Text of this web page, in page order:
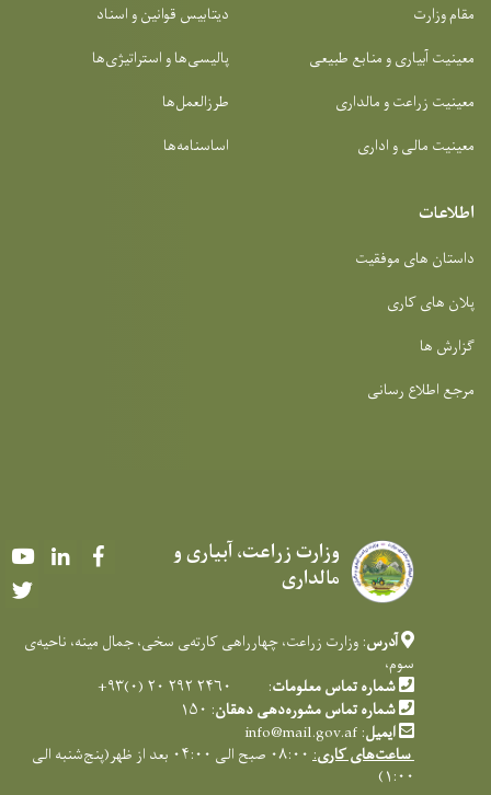
مقام وزارت
معینیت آبیاری و منابع طبیعی
معینیت زراعت و مالداری
معینیت مالی و اداری
دیتابیس قوانین و اسناد
پالیسی‌ها و استراتیژی‌ها
طرزالعمل‌ها
اساسنامه‌ها
اطلاعات
داستان های موفقیت
پلان های کاری
گزارش ها
مرجع اطلاع رسانی
وزارت زراعت، آبیاری و
مالداری
YoutubeLinkedIn
آدرس: وزارت زراعت، چهارراهی کارته‌‍ی سخی، جمال مینه، ناحیه‌ی
سوم،
شماره تماس معلومات: ۲۴۶۰ ۲۹۲ ۲۰ (۰)۹۳+
شماره تماس مشوره‌دهی دهقان: ۱۵۰
ایمیل:
info@mail.gov.af
ساعت‌های کاری:
۰۸:۰۰ صبح الی ۰۴:۰۰ بعد از ظهر(پنج‌شنبه الی
۱:۰۰)